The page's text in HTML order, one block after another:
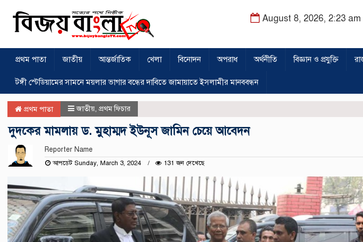
August 8, 2026, 2:23 am
প্রথম পাতা জাতীয় আন্তর্জাতিক খেলা বিনোদন অপরাধ অর্থনীতি বিজ্ঞান ও প্রযুক্তি
টঙ্গী স্টেডিয়ামের সামনে ময়লার ভাগার বন্ধের দাবিতে জামায়াতে ইসলামীর মানববন্ধন
প্রথম পাতা জাতীয় প্রথম ফিচার
দুদকের মামলায় ড. মুহাম্মদ ইউনূস জামিন চেয়ে আবেদন
Reporter Name
আপডেট Sunday, March 3, 2024 131 জন দেখেছে